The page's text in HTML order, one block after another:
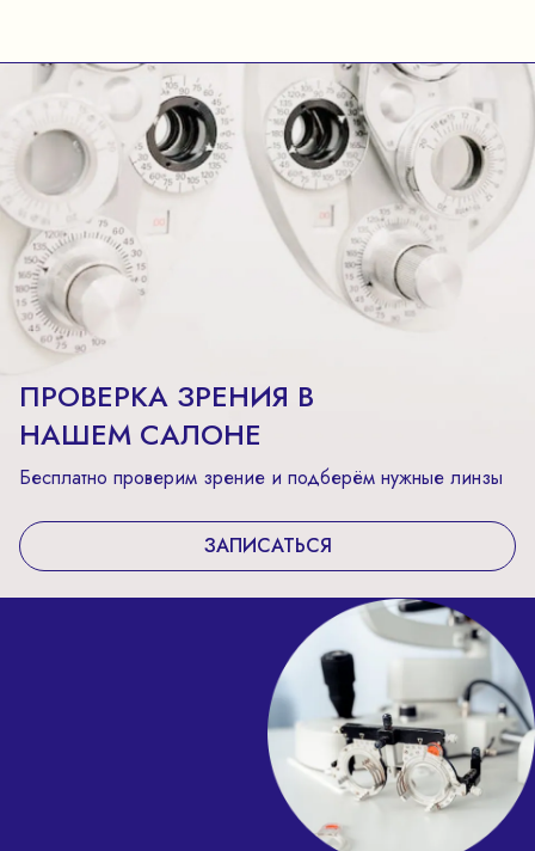
ПРОВЕРКА ЗРЕНИЯ В
НАШЕМ САЛОНЕ
Бесплатно проверим зрение и подберём нужные линзы
ЗАПИСАТЬСЯ